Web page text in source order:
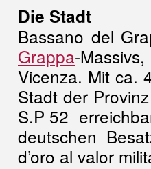
Die Stadt
Bassano del
Grappa-
Vicenza. Mit ca.
Stadt der
S.P 52
deutschen
d’oro al valor